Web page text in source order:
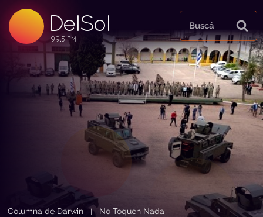
DelSol
99.5 FM
99.5 FM
99.5 FM
Buscá
Columna de Darwin | No Toquen Nada